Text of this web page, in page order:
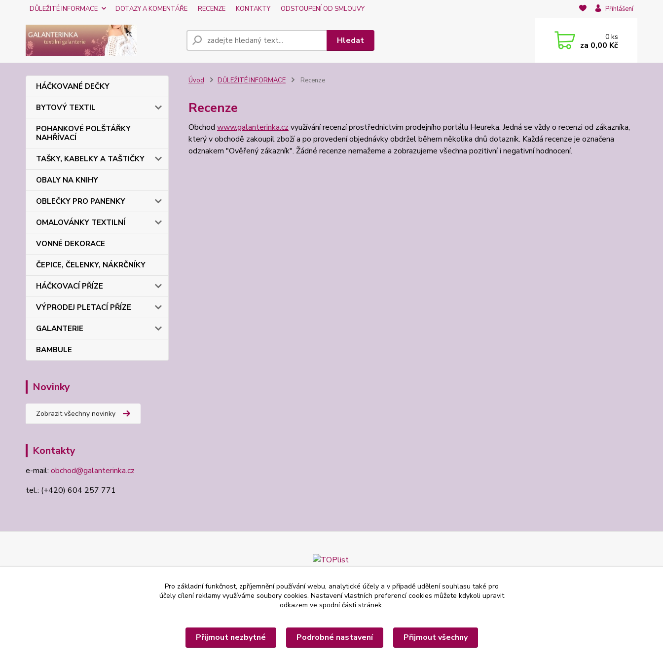
DŮLEŽITÉ INFORMACE DOTAZY A KOMENTÁŘE RECENZE KONTAKTY ODSTOUPENÍ OD SMLOUVY Přihlášení
Hledat 0ks
za 0,00 Kč
HÁČKOVANÉ DEČKY
BYTOVÝ TEXTIL
POHANKOVÉ POLŠTÁŘKY
NAHŘÍVACÍ
TAŠKY, KABELKY A TAŠTIČKY
OBALY NA KNIHY
OBLEČKY PRO PANENKY
OMALOVÁNKY TEXTILNÍ
VONNÉ DEKORACE
ČEPICE, ČELENKY, NÁKRČNÍKY
HÁČKOVACÍ PŘÍZE
VÝPRODEJ PLETACÍ PŘÍZE
GALANTERIE
BAMBULE
Novinky
Zobrazit všechny novinky
Kontakty
e-mail: obchod@galanterinka.cz
tel.: (+420) 604 257 771
Úvod DŮLEŽITÉ INFORMACE Recenze
Recenze
Obchod www.galanterinka.cz využívání recenzí prostřednictvím prodejního portálu Heureka. Jedná se vždy o recenzi od zákazníka,
který v obchodě zakoupil zboží a po provedení objednávky obdržel během několika dnů dotazník. Každá recenze je označena
odznakem "Ověřený zákazník". Žádné recenze nemažeme a zobrazujeme všechna pozitivní i negativní hodnocení.
Pro základní funkčnost, zpříjemnění používání webu, analytické účely a v případě udělení souhlasu také pro
účely cílení reklamy využíváme soubory cookies. Nastavení vlastních preferencí cookies můžete kdykoli upravit
odkazem ve spodní části stránek.
Přijmout nezbytné Podrobné nastavení Přijmout všechny